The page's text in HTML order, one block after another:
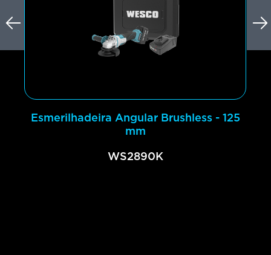
Esmerilhadeira Angular Brushless - 125
mm
WS2890K